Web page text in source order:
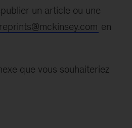
un article ou une
reprints@mckinsey.com en
que vous souhaiteriez